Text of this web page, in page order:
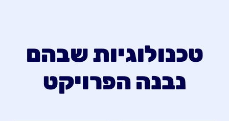
טכנולוגיות שבהם
נבנה הפרויקט